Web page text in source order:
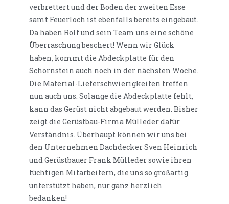
verbrettert und der Boden der zweiten Esse
samt Feuerloch ist ebenfalls bereits eingebaut.
Da haben Rolf und sein Team uns eine schöne
Überraschung beschert! Wenn wir Glück
haben, kommt die Abdeckplatte für den
Schornstein auch noch in der nächsten Woche.
Die Material-Lieferschwierigkeiten treffen
nun auch uns. Solange die Abdeckplatte fehlt,
kann das Gerüst nicht abgebaut werden. Bisher
zeigt die Gerüstbau-Firma Mülleder dafür
Verständnis. Überhaupt können wir uns bei
den Unternehmen Dachdecker Sven Heinrich
und Gerüstbauer Frank Mülleder sowie ihren
tüchtigen Mitarbeitern, die uns so großartig
unterstützt haben, nur ganz herzlich
bedanken!